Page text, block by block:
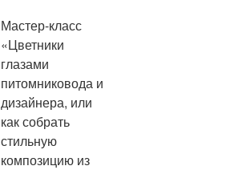
Мастер-класс
«Цветники
глазами
питомниковода и
дизайнера, или
как собрать
стильную
композицию из